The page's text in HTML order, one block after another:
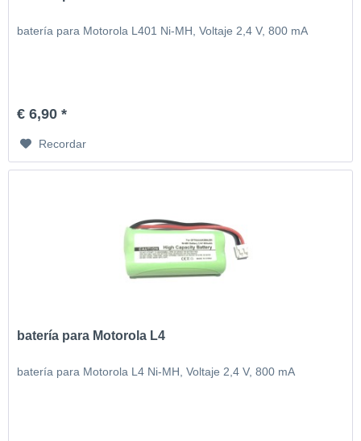
batería para Motorola L401 Ni-MH, Voltaje 2,4 V, 800 mA
€ 6,90 *
Recordar
batería para Motorola L4
batería para Motorola L4 Ni-MH, Voltaje 2,4 V, 800 mA